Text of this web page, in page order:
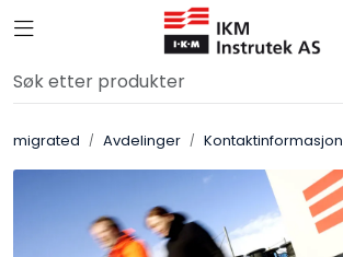
Skip to main content
Toggle navigation
migrated Avdelinger Kontaktinformasjon
Løsningssenter
Elektro
Elektronikk